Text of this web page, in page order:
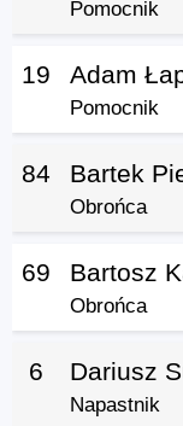
Pomocnik
19 Adam
Pomocnik
84 Bartek
Obrońca
69 Bartosz
Obrońca
6 Dariusz
Napastnik